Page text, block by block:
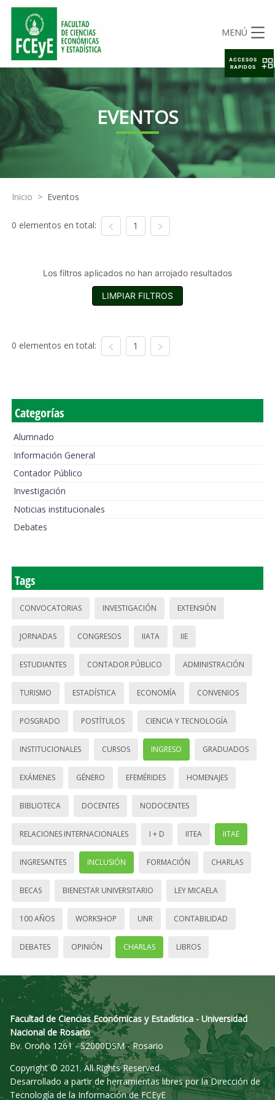
MENÚ
EVENTOS
Inicio > Eventos
0 elementos en total: 1
Los filtros aplicados no han arrojado resultados
LIMPIAR FILTROS
0 elementos en total: 1
Categorías
Alumnado
Información General
Contador Público
Investigación
Noticias institucionales
Debates
Tags
CONVOCATORIAS INVESTIGACIÓN EXTENSIÓN
JORNADAS CONGRESOS IIATA IIE
ESTUDIANTES CONTADOR PÚBLICO ADMINISTRACIÓN
TURISMO ESTADÍSTICA ECONOMÍA CONVENIOS
POSGRADO POSTÍTULOS CIENCIA Y TECNOLOGÍA
INSTITUCIONALES CURSOS INGRESO GRADUADOS
EXÁMENES GÉNERO EFEMÉRIDES HOMENAJES
BIBLIOTECA DOCENTES NODOCENTES
RELACIONES INTERNACIONALES I + D IITEA IITAE
INGRESANTES INCLUSIÓN FORMACIÓN CHARLAS
BECAS BIENESTAR UNIVERSITARIO LEY MICAELA
100 AÑOS WORKSHOP UNR CONTABILIDAD
DEBATES OPINIÓN CHARLAS LIBROS
Facultad de Ciencias Económicas y Estadística - Universidad
Nacional de Rosario
Bv. Oroño 1261 - S2000DSM - Rosario
Copyright © 2021. All Rights Reserved.
Desarrollado a partir de herramientas libres por la Dirección de
Tecnología de la Información de FCEyE
ACCESOS
RAPIDOS